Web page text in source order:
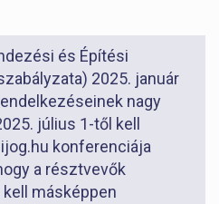
és Építési
2025. január
nagy
július 1-től kell
konferenciája
a résztvevők
másképpen